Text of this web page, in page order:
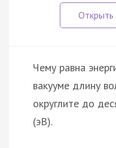
Чему равна
вакууме длину
округлите до
(эВ).